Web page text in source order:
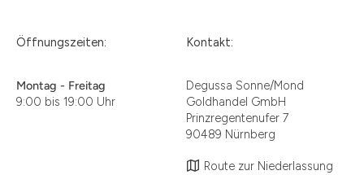
Öffnungszeiten:
Montag - Freitag
9:00 bis 19:00 Uhr
Kontakt:
Degussa Sonne/Mond
Goldhandel GmbH
Prinzregentenufer 7
90489 Nürnberg
Route zur Niederlassung